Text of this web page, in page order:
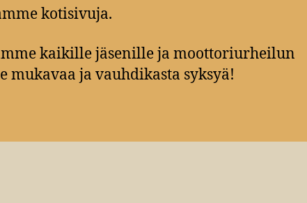
kotisivuja.
kaikille jäsenille ja moottoriurheilun
mukavaa ja vauhdikasta syksyä!